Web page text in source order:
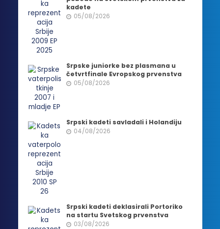
kadete
05/08/2026
Srpske juniorke bez plasmana u
četvrtfinale Evropskog prvenstva
05/08/2026
Srpski kadeti savladali i Holandiju
04/08/2026
Srpski kadeti deklasirali Portoriko
na startu Svetskog prvenstva
03/08/2026